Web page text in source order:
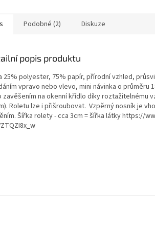
Podobné (2) Diskuze
popis produktu
25% polyester, 75% papír, přírodní vzhled,
vpravo nebo vlevo, mini návinka o průměru
zavěšením na okenní křídlo díky roztažitelnému
Roletu lze i přišroubovat. Vzpěrný nosník je
Šířka rolety - cca 3cm = šířka látky https://